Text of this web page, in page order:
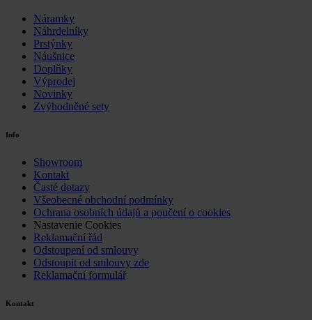
Náramky
Náhrdelníky
Prstýnky
Náušnice
Doplňky
Výprodej
Novinky
Zvýhodněné sety
Info
Showroom
Kontakt
Časté dotazy
Všeobecné obchodní podmínky
Ochrana osobních údajů a poučení o cookies
Nastavenie Cookies
Reklamační řád
Odstoupení od smlouvy
Odstoupit od smlouvy zde
Reklamační formulář
Kontakt